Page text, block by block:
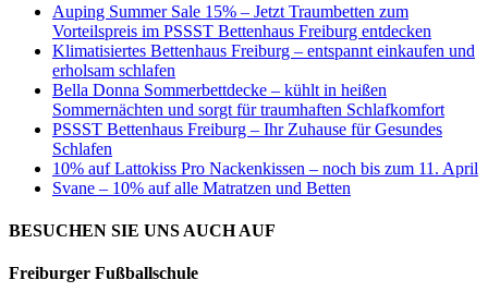
Auping Summer Sale 15% – Jetzt Traumbetten zum
Vorteilspreis im PSSST Bettenhaus Freiburg entdecken
Klimatisiertes Bettenhaus Freiburg – entspannt einkaufen und
erholsam schlafen
Bella Donna Sommerbettdecke – kühlt in heißen
Sommernächten und sorgt für traumhaften Schlafkomfort
PSSST Bettenhaus Freiburg – Ihr Zuhause für Gesundes
Schlafen
10% auf Lattokiss Pro Nackenkissen – noch bis zum 11. April
Svane – 10% auf alle Matratzen und Betten
BESUCHEN SIE UNS AUCH AUF
Freiburger Fußballschule